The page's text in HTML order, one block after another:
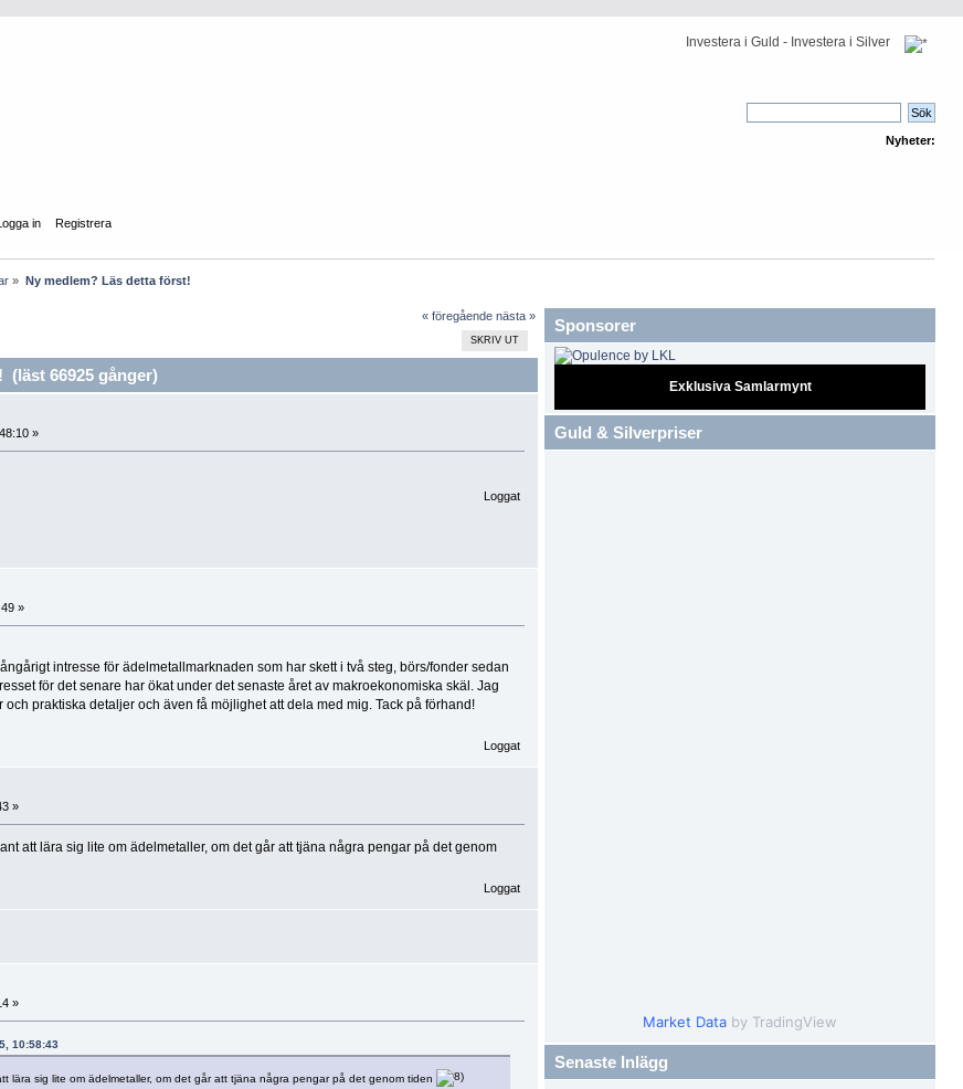
Investera i Guld - Investera i Silver
Nyheter:
in Registrera
» Ny medlem? Läs detta först!
« föregående nästa »
SKRIV UT
(läst 66925 gånger)
»
Loggat
»
intresse för ädelmetallmarknaden som har skett i två steg, börs/fonder sedan
för det senare har ökat under det senaste året av makroekonomiska skäl. Jag
praktiska detaljer och även få möjlighet att dela med mig. Tack på förhand!
Loggat
»
att lära sig lite om ädelmetaller, om det går att tjäna några pengar på det genom
Loggat
»
10:58:43
lära sig lite om ädelmetaller, om det går att tjäna några pengar på det genom tiden
Sponsorer
Exklusiva Samlarmynt
Guld & Silverpriser
Market Data by TradingView
Senaste Inlägg